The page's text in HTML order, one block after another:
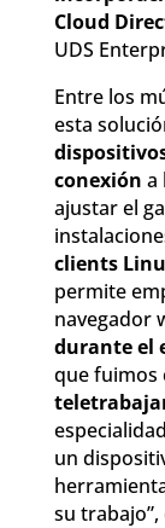
Cloud
UDS
Entre los
esta
conexión a
ajustar el
clients
permite
navegador
durante el
que fuimos
un
su